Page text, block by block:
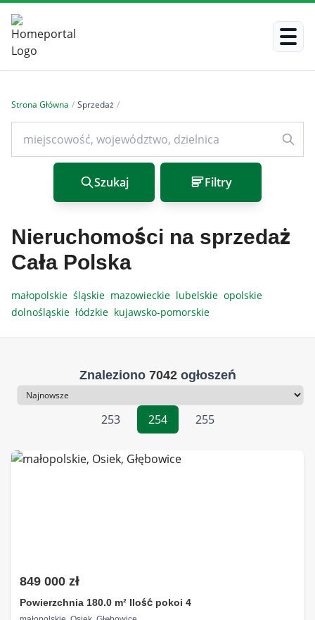
Strona Główna / Sprzedaż /
Szukaj Filtry
Nieruchomości na sprzedaż
Cała Polska
małopolskie śląskie mazowieckie lubelskie opolskie
dolnośląskie łódzkie kujawsko-pomorskie
Znaleziono 7042ogłoszeń
Sortowanie
253
254 255
849 000 zł
Powierzchnia 180.0 m² Ilość pokoi 4